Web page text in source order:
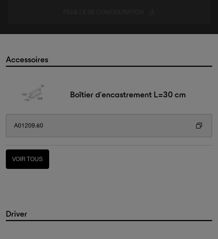
Accessoires
Boîtier d’encastrement L=30 cm
A01209.60
VOIR TOUS
Driver